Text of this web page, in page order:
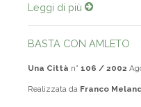
Leggi di più
BASTA CON AMLETO
Una Città n° 106 / 2002
Realizzata da Franco